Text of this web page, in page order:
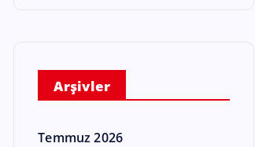
Arşivler
Temmuz 2026